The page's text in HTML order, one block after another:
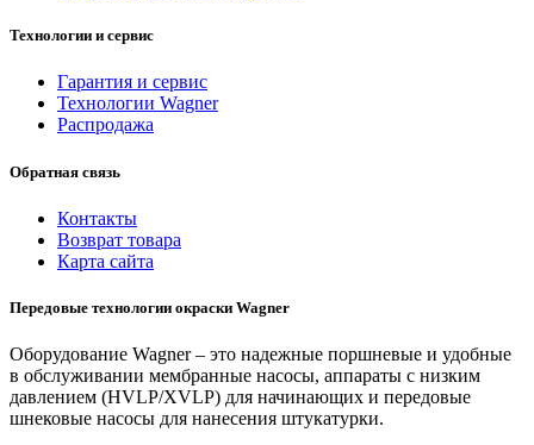
Технологии и сервис
Гарантия и сервис
Технологии Wagner
Распродажа
Обратная связь
Контакты
Возврат товара
Карта сайта
Передовые технологии окраски Wagner
Оборудование Wagner – это надежные поршневые и удобные
в обслуживании мембранные насосы, аппараты с низким
давлением (HVLP/XVLP) для начинающих и передовые
шнековые насосы для нанесения штукатурки.